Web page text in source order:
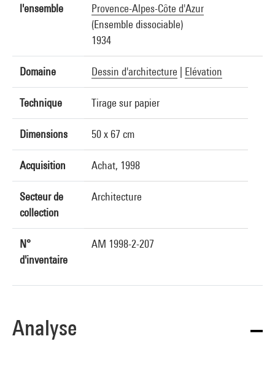
l'ensemble
Provence-Alpes-Côte d'Azur
(Ensemble dissociable)
1934
Domaine Dessin d'architecture Elévation
Technique Tirage sur papier
Dimensions 50 x 67 cm
Acquisition Achat, 1998
Secteur de
collection
Architecture
N°
d'inventaire
AM 1998-2-207
Analyse